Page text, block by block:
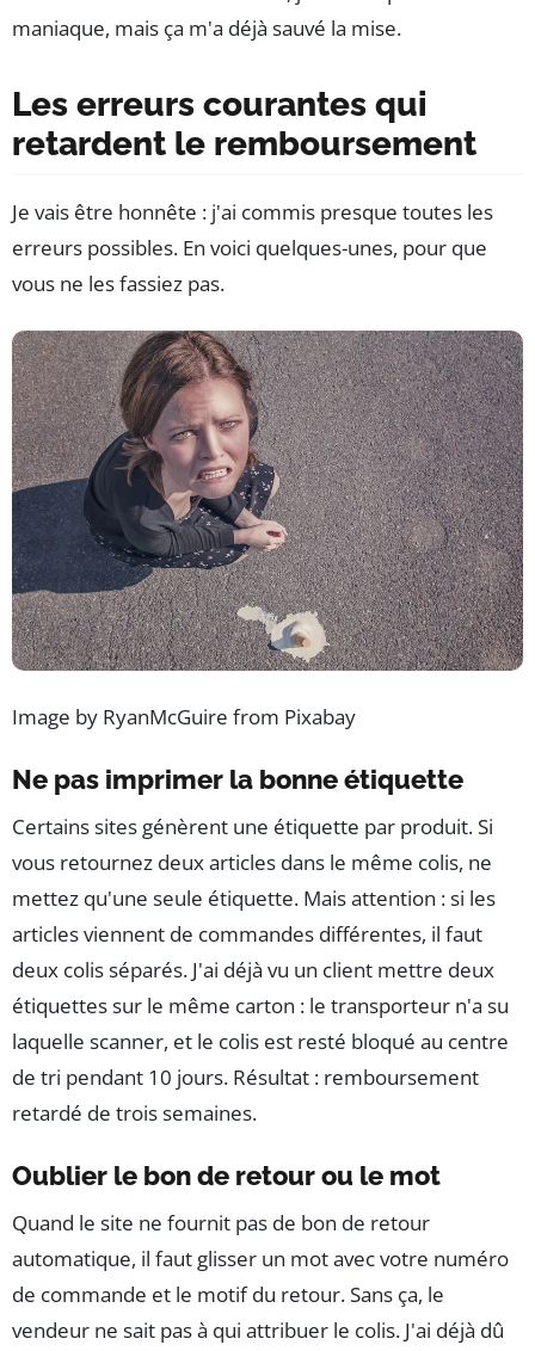
maniaque, mais ça m'a déjà sauvé la mise.
Les erreurs courantes qui
retardent le remboursement
Je vais être honnête : j'ai commis presque toutes les
erreurs possibles. En voici quelques-unes, pour que
vous ne les fassiez pas.
Image by RyanMcGuire from Pixabay
Ne pas imprimer la bonne étiquette
Certains sites génèrent une étiquette par produit. Si
vous retournez deux articles dans le même colis, ne
mettez qu'une seule étiquette. Mais attention : si les
articles viennent de commandes différentes, il faut
deux colis séparés. J'ai déjà vu un client mettre deux
étiquettes sur le même carton : le transporteur n'a su
laquelle scanner, et le colis est resté bloqué au centre
de tri pendant 10 jours. Résultat : remboursement
retardé de trois semaines.
Oublier le bon de retour ou le mot
Quand le site ne fournit pas de bon de retour
automatique, il faut glisser un mot avec votre numéro
de commande et le motif du retour. Sans ça, le
vendeur ne sait pas à qui attribuer le colis. J'ai déjà dû